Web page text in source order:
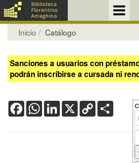
Inicio Catálogo
Sanciones a usuarios con
podrán inscribirse a cursada ni
FacebookWhatsApp
LinkedIn
X Copy
Link